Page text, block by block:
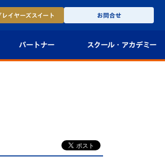
レイヤーズスイート お問合せ
パートナー スクール・ アカデミー
U-12